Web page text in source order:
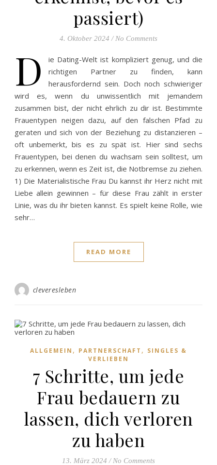
passiert)
4. Oktober 2024 / No Comments
D
ie Dating-Welt ist kompliziert genug, und die
richtigen Partner zu finden, kann
herausfordernd sein. Doch noch schwieriger
wird es, wenn du unwissentlich mit jemandem
zusammen bist, der nicht ehrlich zu dir ist. Bestimmte
Frauentypen neigen dazu, auf den falschen Pfad zu
geraten und sich von der Beziehung zu distanzieren –
oft unbemerkt, bis es zu spät ist. Hier sind sechs
Frauentypen, bei denen du wachsam sein solltest, um
zu erkennen, wenn es Zeit ist, die Notbremse zu ziehen.
1) Die Materialistische Frau Du kannst ihr Herz nicht mit
Liebe allein gewinnen – für diese Frau zählt in erster
Linie, was du ihr bieten kannst. Es spielt keine Rolle, wie
sehr…
READ MORE
cleveresleben
ALLGEMEIN , PARTNERSCHAFT , SINGLES &
VERLIEBEN
7 Schritte, um jede
Frau bedauern zu
lassen, dich verloren
zu haben
13. März 2024 / No Comments